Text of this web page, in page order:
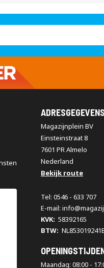
ADRESGEGEVENS
Magazijnplein BV
Einsteinstraat 8
7601 PR Almelo
Nederland
Bekijk route
Tel: 0546 - 633 707
E-mail:
KVK: 58392165
BTW:
Maandag: 08:00 -